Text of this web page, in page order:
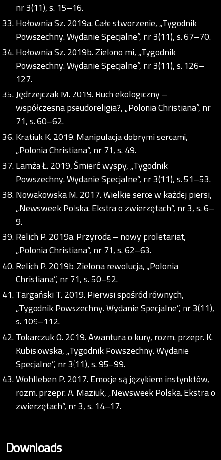
nr 3(11), s. 15–16.
Hołownia Sz. 2019a. Całe stworzenie, „Tygodnik
Powszechny. Wydanie Specjalne”, nr 3(11), s. 67–70.
Hołownia Sz. 2019b. Zielono mi, „Tygodnik
Powszechny. Wydanie Specjalne”, nr 3(11), s. 126–
127.
Jędrzejczak M. 2019. Ruch ekologiczny –
współczesna pseudoreligia?, „Polonia Christiana”, nr
71, s. 60–62.
Kratiuk K. 2019. Manipulacja dobrymi sercami,
„Polonia Christiana”, nr 71, s. 49.
Lamża Ł. 2019, Śmierć wyspy, „Tygodnik
Powszechny. Wydanie Specjalne”, nr 3(11), s. 51–53.
Nowakowska M. 2017. Wielkie serce w każdej piersi,
„Newsweek Polska. Ekstra o zwierzętach”, nr 3, s. 6–
9.
Relich P. 2019a. Przyroda – nowy proletariat,
„Polonia Christiana”, nr 71, s. 62–63.
Relich P. 2019b. Zielona rewolucja, „Polonia
Christiana”, nr 71, s. 50–52.
Targański T. 2019. Pierwsi spośród równych,
„Tygodnik Powszechny. Wydanie Specjalne”, nr 3(11),
s. 109–112.
Tokarczuk O. 2019. Awantura o kury, rozm. przepr. K.
Kubisiowska, „Tygodnik Powszechny. Wydanie
Specjalne”, nr 3(11), s. 95–99.
Wohlleben P. 2017. Emocje są językiem instynktów,
rozm. przepr. A. Maziuk, „Newsweek Polska. Ekstra o
zwierzętach”, nr 3, s. 14–17.
Downloads